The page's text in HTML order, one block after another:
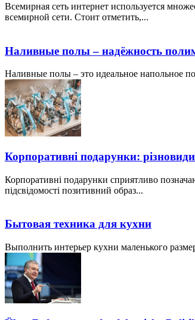
Всемирная сеть интернет используется
всемирной сети. Стоит отметить,...
Наливные полы – надёжность
Наливные полы – это идеальное напольное
Корпоративні подарунки:
Корпоративні подарунки сприятливо
підсвідомості позитивний образ...
Бытовая техника для кухни
Выполнить интерьер кухни маленького